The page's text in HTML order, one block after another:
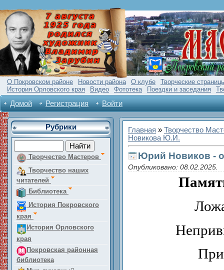
О Покровском районе Новости района О клубе
Творческие
История Орловского края
Видео Фототека Поездки и заседания
Домой Регистрация Войти
Рубрики
Творчество Мастеров
Творчество наших
читателей
Библиотека
История Покровского
края
История Орловского
края
Покровская районная
библиотека
Главная » Творчество
Новикова Ю.И.
Юрий Новиков - о
Опубликовано: 08.02.2025.